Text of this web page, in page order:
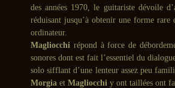
des années 1970, le guitariste dévoile
réduisant jusqu’à obtenir une forme rare
ordinateur.
Magliocchi répond à force de
sonores dont est fait l’essentiel du
solo sifflant d’une lenteur assez peu
Morgia et Magliocchi y ont taillées ont